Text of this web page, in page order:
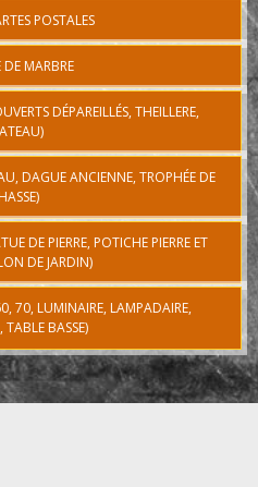
POSTALES
DE MARBRE
DÉPAREILLÉS, THEILLERE,
DAGUE ANCIENNE, TROPHÉE DE
DE PIERRE, POTICHE PIERRE ET
DE JARDIN)
70, LUMINAIRE, LAMPADAIRE,
TABLE BASSE)